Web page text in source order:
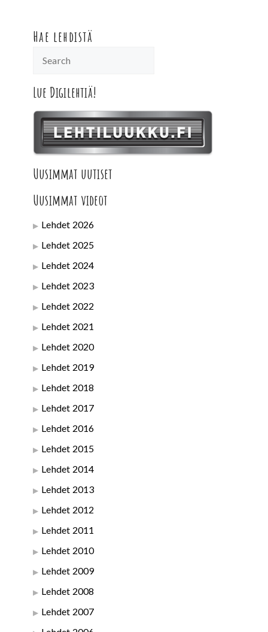
Hae lehdistä
Lue Digilehtiä!
Uusimmat uutiset
Uusimmat videot
Lehdet 2026
Lehdet 2025
Lehdet 2024
Lehdet 2023
Lehdet 2022
Lehdet 2021
Lehdet 2020
Lehdet 2019
Lehdet 2018
Lehdet 2017
Lehdet 2016
Lehdet 2015
Lehdet 2014
Lehdet 2013
Lehdet 2012
Lehdet 2011
Lehdet 2010
Lehdet 2009
Lehdet 2008
Lehdet 2007